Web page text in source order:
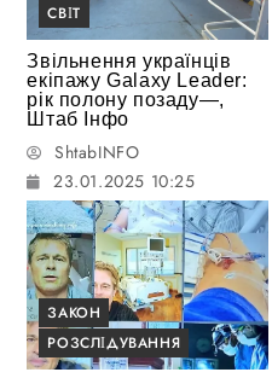
СВІТ
Звільнення українців
екіпажу Galaxy Leader:
рік полону позаду—,
Штаб Інфо
ShtabINFO
23.01.2025 10:25
ЗАКОН
РОЗСЛІДУВАННЯ